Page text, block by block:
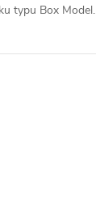
typu Box Model.